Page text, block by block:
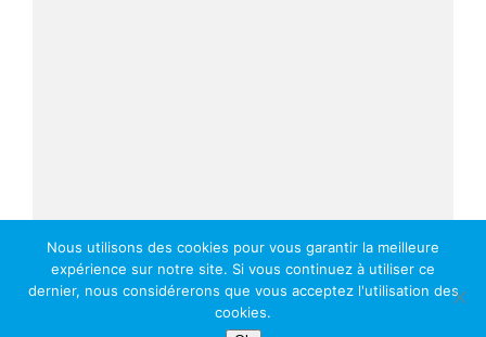
Nous utilisons des cookies pour vous garantir la meilleure
expérience sur notre site. Si vous continuez à utiliser ce
dernier, nous considérerons que vous acceptez l'utilisation des
cookies.